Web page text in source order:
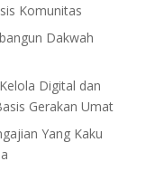
Komunitas
Dakwah
Digital dan
Gerakan Umat
Yang Kaku